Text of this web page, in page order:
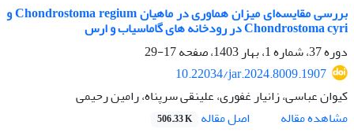
بررسی مقایسه‌ای میزان هماوری در ماهیان Chondrostoma regium و
Chondrostoma cyri در رودخانه های گاماسیاب و ارس
دوره 37، شماره 1، بهار 1403، صفحه
17-29
10.22034/jar.2024.8009.1907
کیوان عباسی، زانیار غفوری، علینقی سرپناه، رامین رحیمی
مشاهده مقاله
اصل مقاله 506.33 K